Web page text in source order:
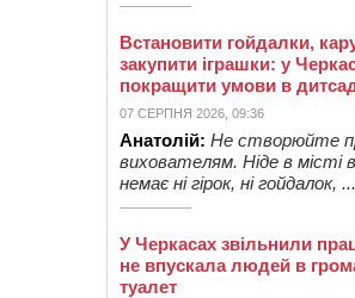
Встановити гойдалки,
закупити іграшки: у
покращити умови в
07 СЕРПНЯ 2026, 09:36
Анатолій: Не створюйте
вихователям. Ніде в місті
немає ні гірок, ні гойдалок, ...
У Черкасах звільнили
не впускала людей в
туалет